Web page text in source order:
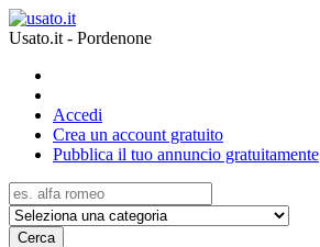
Usato.it - Pordenone
Accedi
Crea un account gratuito
Pubblica il tuo annuncio gratuitamente
Cerca